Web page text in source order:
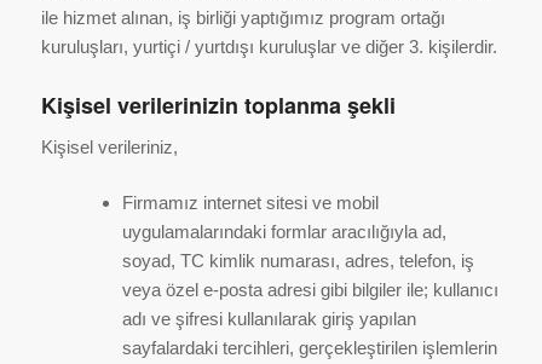
ile hizmet alınan, iş birliği yaptığımız program ortağı
kuruluşları, yurtiçi / yurtdışı kuruluşlar ve diğer 3. kişilerdir.
Kişisel verilerinizin toplanma şekli
Kişisel verileriniz,
Firmamız internet sitesi ve mobil
uygulamalarındaki formlar aracılığıyla ad,
soyad, TC kimlik numarası, adres, telefon, iş
veya özel e-posta adresi gibi bilgiler ile; kullanıcı
adı ve şifresi kullanılarak giriş yapılan
sayfalardaki tercihleri, gerçekleştirilen işlemlerin